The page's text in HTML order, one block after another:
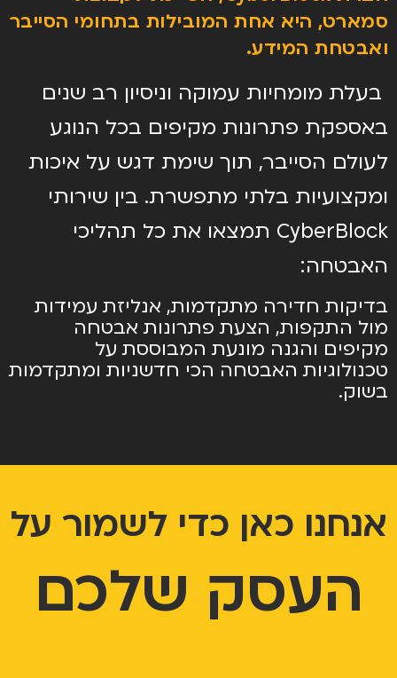
סמארט, היא אחת המובילות בתחומי הסייבר
ואבטחת המידע.​
בעלת מומחיות עמוקה וניסיון רב שנים
באספקת פתרונות מקיפים בכל הנוגע
לעולם הסייבר, תוך שימת דגש על איכות
ומקצועיות בלתי מתפשרת. בין שירותי
CyberBlock תמצאו את כל תהליכי
האבטחה:
בדיקות חדירה מתקדמות, אנליזת עמידות
מול התקפות, הצעת פתרונות אבטחה
מקיפים והגנה מונעת המבוססת על
טכנולוגיות האבטחה הכי חדשניות ומתקדמות
בשוק.
אנחנו כאן כדי לשמור על
העסק שלכם